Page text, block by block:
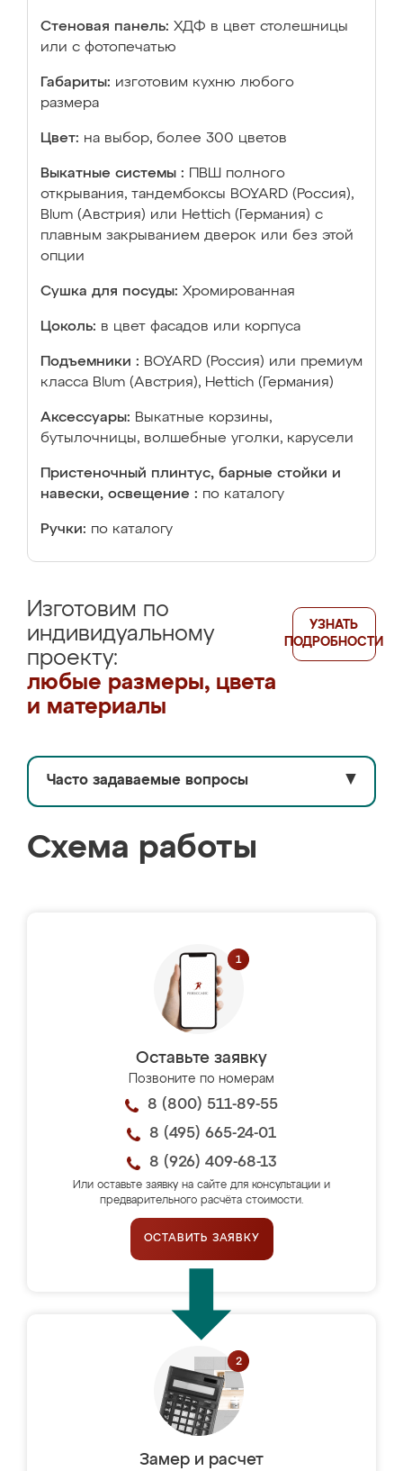
Стеновая панель: ХДФ в цвет столешницы
или с фотопечатью
Габариты: изготовим кухню любого
размера
Цвет: на выбор, более 300 цветов
Выкатные системы :
ПВШ полного
открывания, тандембоксы BOYARD (Россия),
Blum (Австрия) или Hettich (Германия) с
плавным закрыванием дверок или без этой
опции
Сушка для посуды: Хромированная
Цоколь: в цвет фасадов или корпуса
Подъемники : BOYARD (Россия) или премиум
класса Blum (Австрия), Hettich (Германия)
Аксессуары: Выкатные корзины,
бутылочницы, волшебные уголки, карусели
Пристеночный плинтус, барные стойки и
навески, освещение : по каталогу
Ручки: по каталогу
Изготовим по
индивидуальному
проекту:
любые размеры, цвета
и материалы
УЗНАТЬ
ПОДРОБНОСТИ
Часто задаваемые вопросы ▼
Схема работы
Оставьте заявку
Позвоните по номерам
8 (800) 511-89-55
8 (495) 665-24-01
8 (926) 409-68-13
Или оставьте заявку на сайте для консультации и
предварительного расчёта стоимости.
ОСТАВИТЬ ЗАЯВКУ
Замер и расчет